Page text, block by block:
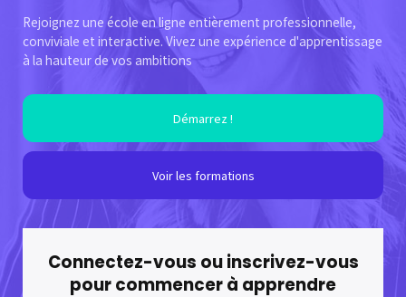
Rejoignez une école en ligne entièrement professionnelle,
conviviale et interactive. Vivez une expérience d'apprentissage
à la hauteur de vos ambitions
Démarrez !
Voir les formations
Connectez-vous ou inscrivez-vous
pour commencer à apprendre